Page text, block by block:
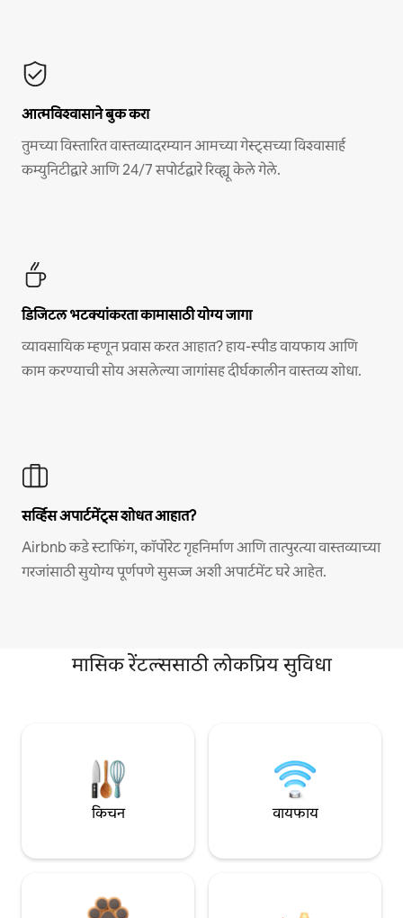
आत्मविश्वासाने बुक करा
तुमच्या विस्तारित वास्तव्यादरम्यान आमच्या गेस्ट्सच्या विश्वासार्ह
कम्युनिटीद्वारे आणि 24/7 सपोर्टद्वारे रिव्ह्यू केले गेले.
डिजिटल भटक्यांकरता कामासाठी योग्य जागा
व्यावसायिक म्हणून प्रवास करत आहात? हाय-स्पीड वायफाय आणि
काम करण्याची सोय असलेल्या जागांसह दीर्घकालीन वास्तव्य शोधा.
सर्व्हिस अपार्टमेंट्स शोधत आहात?
Airbnb कडे स्टाफिंग, कॉर्पोरेट गृहनिर्माण आणि तात्पुरत्या वास्तव्याच्या
गरजांसाठी सुयोग्य पूर्णपणे सुसज्ज अशी अपार्टमेंट घरे आहेत.
मासिक रेंटल्ससाठी लोकप्रिय सुविधा
किचन वायफाय